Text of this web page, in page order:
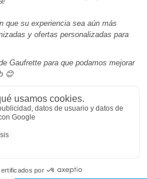
Francia
en Francia